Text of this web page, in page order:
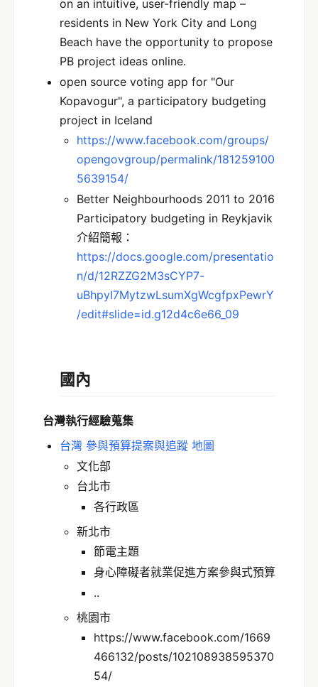
on an intuitive, user-friendly map –
residents in New York City and Long
Beach have the opportunity to propose
PB project ideas online.
open source voting app for "Our
Kopavogur", a participatory budgeting
project in Iceland
https://www.facebook.com/groups/
opengovgroup/permalink/181259100
5639154/
Better Neighbourhoods 2011 to 2016
Participatory budgeting in Reykjavik
介紹簡報：
https://docs.google.com/presentatio
n/d/12RZZG2M3sCYP7-
uBhpyI7MytzwLsumXgWcgfpxPewrY
/edit#slide=id.g12d4c6e66_09
國內
台灣執行經驗蒐集
台灣 參與預算提案與追蹤 地圖
文化部
台北市
各行政區
新北市
節電主題
身心障礙者就業促進方案參與式預算
..
桃園市
https://www.facebook.com/1669
466132/posts/102108938595370
54/